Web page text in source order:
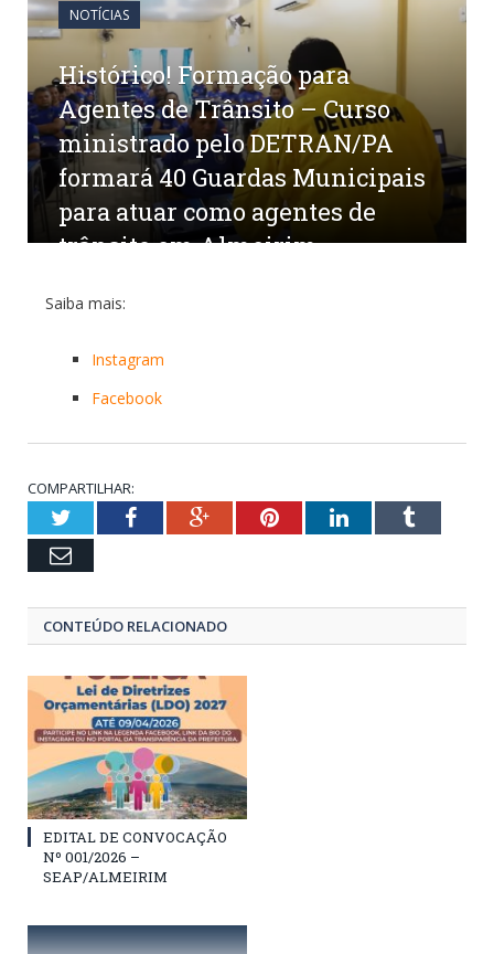
NOTÍCIAS
Histórico! Formação para
Agentes de Trânsito – Curso
ministrado pelo DETRAN/PA
formará 40 Guardas Municipais
para atuar como agentes de
trânsito em Almeirim
por CR2-ADMIN3
COMENTÁRIOS
Saiba mais:
Instagram
Facebook
COMPARTILHAR:
TwitterFacebookGoogle+PinterestLinkedInTumblr
Email
CONTEÚDO RELACIONADO
EDITAL DE CONVOCAÇÃO
Nº 001/2026 –
SEAP/ALMEIRIM